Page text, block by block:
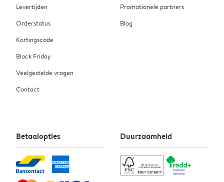
Levertijden
Orderstatus
Kortingscode
Black Friday
Veelgestelde vragen
Contact
Promotionele partners
Blog
Betaalopties Duurzaamheid